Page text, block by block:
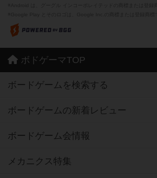
ボドゲーマTOP
ボードゲームを検索する
ボードゲームの新着レビュー
ボードゲーム会情報
メカニクス特集